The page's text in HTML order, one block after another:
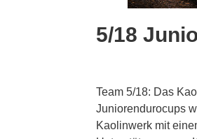
5/18
Team 5/18: Das
Juniorendurocups
Kaolinwerk mit